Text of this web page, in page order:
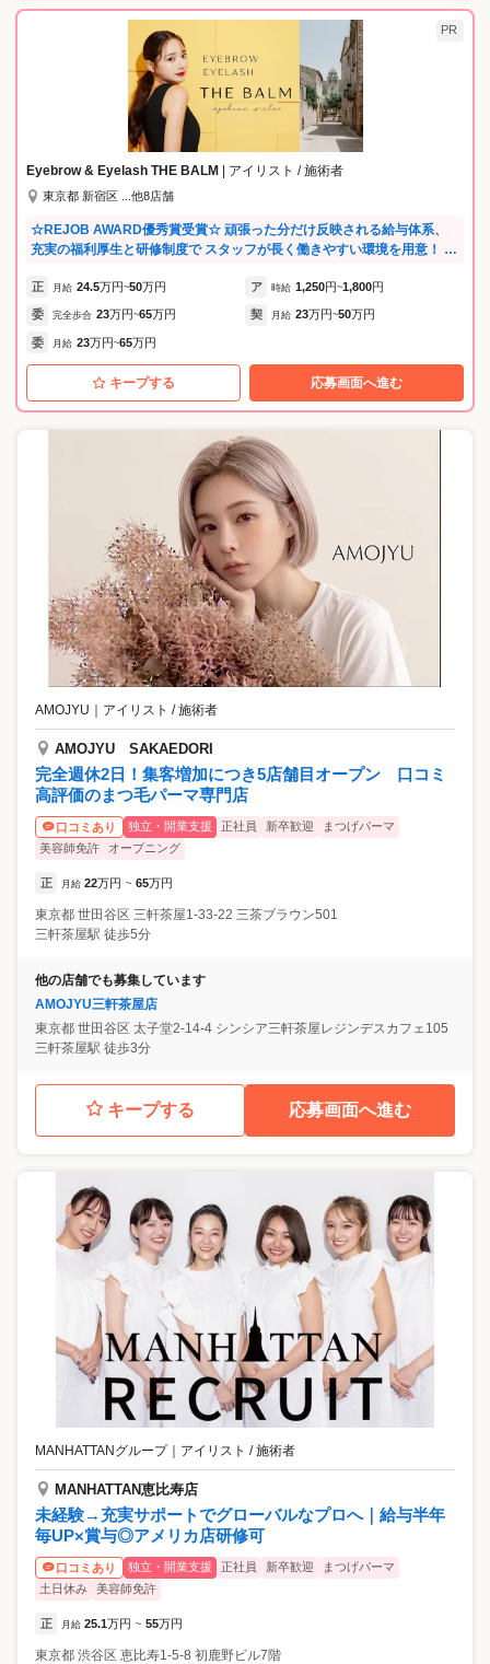
師が常駐。モデル集客は会社が全面サポートするため、実践経験を積み
ながら、自信を持ってデビューできます🔥 そして、最大の魅力は「働き
方が選べること」。 ライフスタイルに合わせて【全120通りの働き方】
が可能。「土日は休みたい」「早番多め希望」など、あなたの“理想の働
き方”を実現できます。 実際に、土日祝休みを月4日まで取得できるスタ
ッフも多数在籍しています。 「たくさん入客してしっかり稼ぎたい！」
など、自身で入客枠数を選択できます！ 「美容業界で1番アイリストが
働きやすいサロンをつくる」それがORESSのこだわりです🕊️ 歩合還元
や各種手当も充実✨ 指名料（550〜1100円）全額バック、口コミ投稿手
当、皆勤・店販手当、住宅手当（月1万円）など、頑張りがそのままお給
料に反映される仕組みです。3ヶ月ごとの昇給査定や、賞与制度もあり、
やりがいを実感できる環境です。 ORESSでは、“仕事”も“私生活”も、
どちらも大切にしてほしいからこそ、有給取得は100％推奨。予約を切
らに、施術以外の電話やクレーム対応は本社のコールセンターが担って
くれるので、現場は施術に集中できる安心の体制です📞 社員のキャリア
も長期的にサポートしています。 売上・接客・技術に応じてキャリアア
ップできる明確な評価制度があり、店長・マネージャー・トレーナーな
どへのステップアップも実現可能。出産後の復帰支援や育休制度（取得
率100％）も整備しており、ママアイリストも多数活躍中です🧸🎶 全国
で300店舗以上展開し、成長を続けるORESSだからこそ、できることが
っても、業界トップクラスの環境がここにはあります🎖️ あなたの“これか
らの美容人生”、ORESSで新しい一歩を踏み出してみませんか？
PR
Eyebrow & Eyelash THE BALM | アイリスト / 施術者
東京都 新宿区 ...他8店舗
☆REJOB AWARD優秀賞受賞☆ 頑張った分だけ反映される給与体系、
充実の福利厚生と研修制度で スタッフが長く働きやすい環境を用意！ 2
アアップの機会も多いです♪ しっかりとお休みもとれるのでプライベー
トも充実★ メリハリをつけて働くことができます。
正 月給 24.5万円~50万円 ア 時給 1,250円~1,800円
委 完全歩合 23万円 ~65万円 契 月給 23万円 ~50万円
委 月給 23万円~65万円
キープする 応募画面へ進む
AMOJYU ｜ アイリスト / 施術者
AMOJYU SAKAEDORI
完全週休2日！集客増加につき5店舗目オープン 口コミ
高評価のまつ毛パーマ専門店
口コミあり 独立・開業支援 正社員 新卒歓迎
まつげパーマ
美容師免許
オープニング
正 月給 22万円 ~ 65万円
東京都 世田谷区 三軒茶屋1-33-22 三茶ブラウン501
三軒茶屋駅 徒歩5分
他の店舗でも募集しています
AMOJYU三軒茶屋店
東京都 世田谷区 太子堂2-14-4 シンシア三軒茶屋レジンデスカフェ105
三軒茶屋駅 徒歩3分
キープする 応募画面へ進む
MANHATTANグループ｜ アイリスト / 施術者
MANHATTAN恵比寿店
未経験→充実サポートでグローバルなプロへ｜給与半年
毎UP×賞与◎アメリカ店研修可
口コミあり 独立・開業支援 正社員 新卒歓迎
まつげパーマ
土日休み
美容師免許
正 月給 25.1万円 ~ 55万円
東京都 渋谷区 恵比寿1-5-8 初鹿野ビル7階